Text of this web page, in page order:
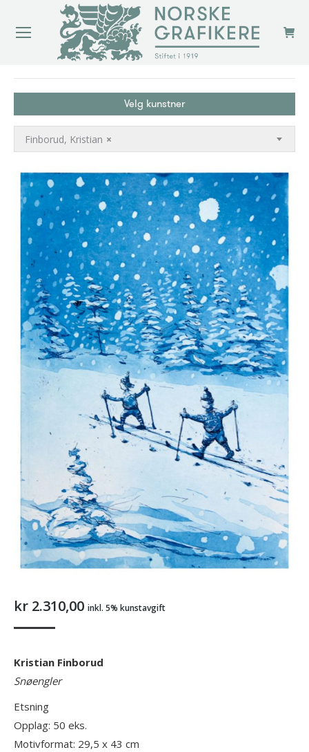
Velg kunstner
×
Finborud, Kristian
kr 2.310,00 inkl. 5% kunstavgift
Kristian Finborud
Snøengler
Etsning
Opplag: 50 eks.
Motivformat: 29,5 x 43 cm